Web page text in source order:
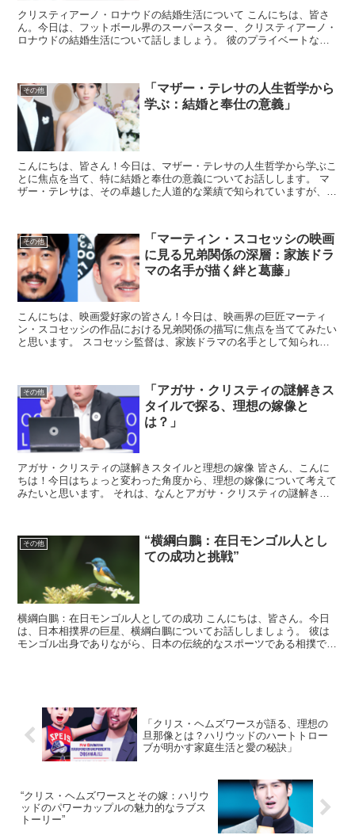
クリスティアーノ・ロナウドの結婚生活について こんにちは、皆さ
ん。今日は、フットボール界のスーパースター、クリスティアーノ・
ロナウドの結婚生活について話しましょう。 彼のプライベートな一
その他
「マザー・テレサの人生哲学から
学ぶ：結婚と奉仕の意義」
こんにちは、皆さん！今日は、マザー・テレサの人生哲学から学ぶこ
とに焦点を当て、特に結婚と奉仕の意義についてお話しします。 マ
ザー・テレサは、その卓越した人道的な業績で知られていますが、彼
その他
「マーティン・スコセッシの映画
に見る兄弟関係の深層：家族ドラ
マの名手が描く絆と葛藤」
こんにちは、映画愛好家の皆さん！今日は、映画界の巨匠マーティ
ン・スコセッシの作品における兄弟関係の描写に焦点を当ててみたい
と思います。 スコセッシ監督は、家族ドラマの名手として知られて
その他
「アガサ・クリスティの謎解きス
タイルで探る、理想の嫁像と
は？」
アガサ・クリスティの謎解きスタイルと理想の嫁像 皆さん、こんに
ちは！今日はちょっと変わった角度から、理想の嫁像について考えて
みたいと思います。 それは、なんとアガサ・クリスティの謎解きス
その他
“横綱白鵬：在日モンゴル人とし
ての成功と挑戦”
横綱白鵬：在日モンゴル人としての成功 こんにちは、皆さん。今日
は、日本相撲界の巨星、横綱白鵬についてお話ししましょう。 彼は
モンゴル出身でありながら、日本の伝統的なスポーツである相撲で成
「クリス・ヘムズワースが語る、理想の
旦那像とは？ハリウッドのハートトロー
ブが明かす家庭生活と愛の秘訣」
“クリス・ヘムズワースとその嫁：ハリウ
ッドのパワーカップルの魅力的なラブス
トーリー”